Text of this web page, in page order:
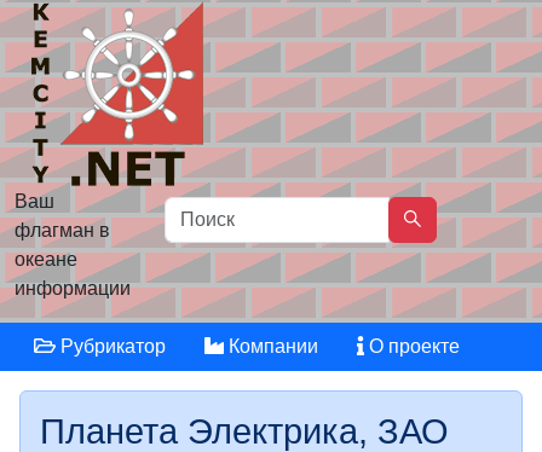
Ваш
флагман в
океане
информации
Рубрикатор Компании О проекте
Планета Электрика, ЗАО